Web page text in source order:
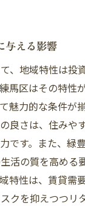
トフォリオにおけ
益を目指すため
から学ぶ投資戦略
の物件を見つけ
の基本的なポイ
件を見極める方法
を考慮した選定
確認すべき項目
の成功事例
与える影響
、地域特性は投
馬区はその特性
魅力的な条件が
良さは、住みや
です。また、緑
活の質を高める
特性は、賃貸需
クを抑えつつリ